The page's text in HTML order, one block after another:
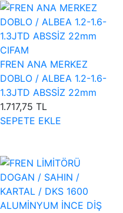
CIFAM
FREN ANA MERKEZ
DOBLO / ALBEA 1.2-1.6-
1.3JTD ABSSİZ 22mm
1.717,75 TL
SEPETE EKLE